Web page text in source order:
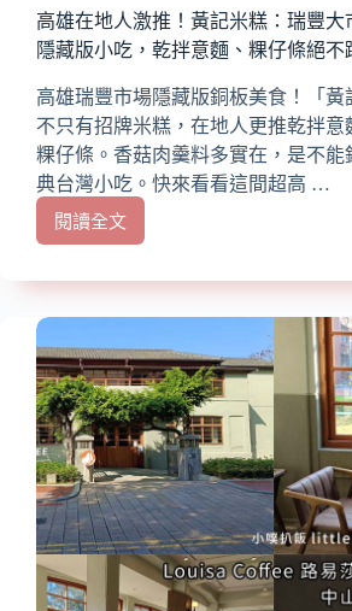
仁
飯
與
涼
拌
豬
肝
高雄在地人激推！黃記米糕：瑞豐大
隱藏版小吃，乾拌意麵、粿仔條絕不
高雄瑞豐市場隱藏版銅板美食！「黃
不只有招牌米糕，在地人更推乾拌意
粿仔條。香菇肉羹料多實在，是不能
典台灣小吃。快來看看這間超高 …
閱讀全文
高
在
激
推！
黃
記
米
糕：
瑞
豐
大